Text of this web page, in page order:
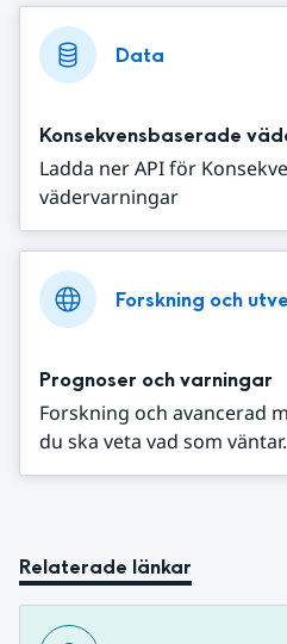
Data
Konsekvensbaserade
Ladda ner API för
vädervarningar
Forskning och
Prognoser och varningar
Forskning och avancerad
du ska veta vad som väntar.
Relaterade länkar